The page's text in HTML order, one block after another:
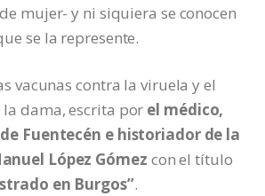
mujer- y ni siquiera se conocen
se la represente.
vacunas contra la viruela y el
dama, escrita por el médico,
Fuentecén e historiador de la
López Gómez con el título
en Burgos”.